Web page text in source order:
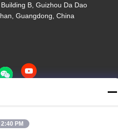
B, Guizhou Da Dao
Guangdong, China
|Plan du site
à chaînes principal en métal
2:40 PM